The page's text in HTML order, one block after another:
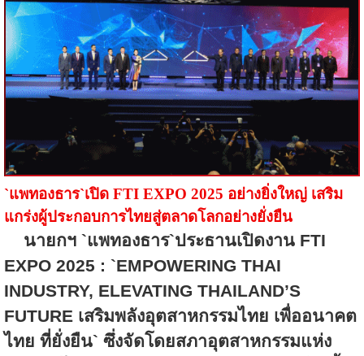
`แพทองธาร`เปิด FTI EXPO 2025 อย่างยิ่งใหญ่ เสริม
แกร่งผู้ประกอบการไทยสู่ตลาดโลกอย่างยั่งยืน
นายกฯ `แพทองธาร`ประธานเปิดงาน FTI
EXPO 2025 : `EMPOWERING THAI
INDUSTRY, ELEVATING THAILAND’S
FUTURE เสริมพลังอุตสาหกรรมไทย เพื่ออนาคต
ไทย ที่ยั่งยืน` ซึ่งจัดโดยสภาอุตสาหกรรมแห่ง